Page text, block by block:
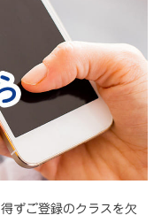
ずご登録のクラスを欠